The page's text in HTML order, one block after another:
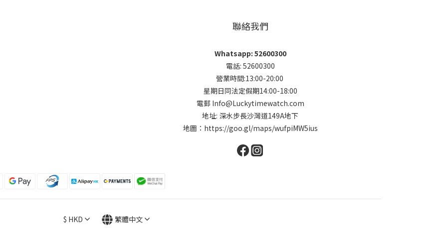
聯絡我們
Whatsapp: 52600300
電話: 52600300
營業時間:13:00-20:00
星期日同法定假期14:00-18:00
電郵 Info@Luckytimewatch.com
地址: 深水步長沙灣道149A地下
地圖： https://goo.gl/maps/wufpiMW5ius
$ HKD 繁體中文